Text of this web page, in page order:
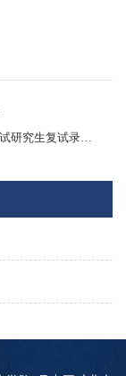
下一篇：资源与地球科学学院2026年接收推荐免试研究生复试录取实施细则